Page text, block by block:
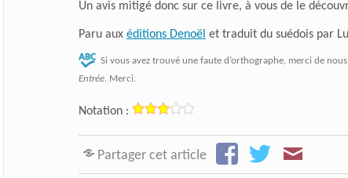
Un avis mitigé donc sur ce livre, à vous de le
Paru aux éditions Denoël et traduit du suédois par
Si vous avez trouvé une faute d’orthographe, merci de
Entrée. Merci.
Notation :
Partager cet article